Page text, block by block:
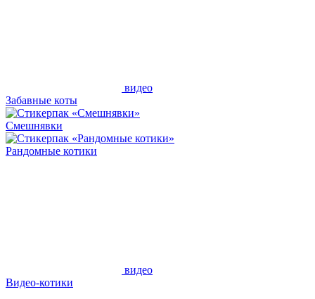
видео
Забавные коты
Смешнявки
Рандомные котики
видео
Видео-котики